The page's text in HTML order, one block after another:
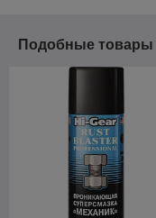
Подобные товары